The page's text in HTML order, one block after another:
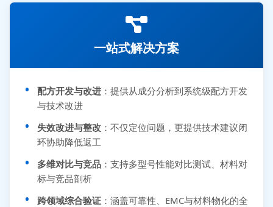
一站式解决方案
配方开发与改进 ：提供从成分分析到系统级配方开发
与技术改进
失效改进与整改 ：不仅定位问题，更提供技术建议闭
环协助降低返工
多维对比与竞品 ：支持多型号性能对比测试、材料对
标与竞品剖析
跨领域综合验证 ：涵盖可靠性、EMC与材料物化的全